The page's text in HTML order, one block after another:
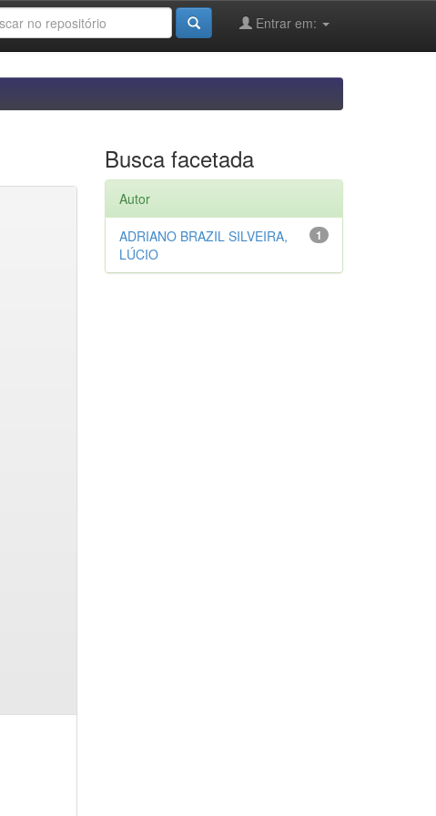
Entrar em:
Busca facetada
Autor
1
ADRIANO BRAZIL SILVEIRA,
LÚCIO